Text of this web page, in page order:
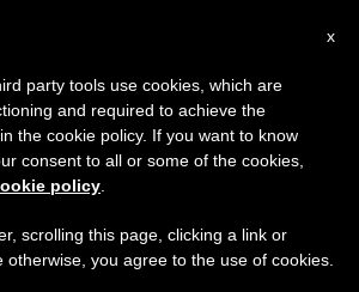
maronita lleva
unido en la
×
al 7 de agosto haremos la pausa
que en el periodo de verano
informaciones y también el
x
party tools use cookies, which are
and required to achieve the
the cookie policy. If you want to know
consent to all or some of the cookies,
policy
scrolling this page, clicking a link or
otherwise, you agree to the use of cookies.